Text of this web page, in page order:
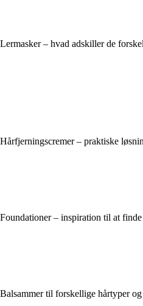
Lermasker – hvad adskiller de
Hårfjerningscremer – praktiske
Foundationer – inspiration til at
Balsammer til forskellige hårtyper